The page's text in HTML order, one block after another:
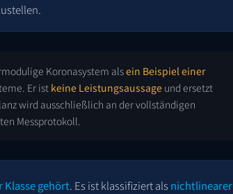
Koronasystem alsein Beispiel einer
Er istkeine Leistungsaussage und ersetzt
wird ausschließlich an der vollständigen
Messprotokoll.
Klasse gehört. Es ist klassifiziert als nichtlinearer